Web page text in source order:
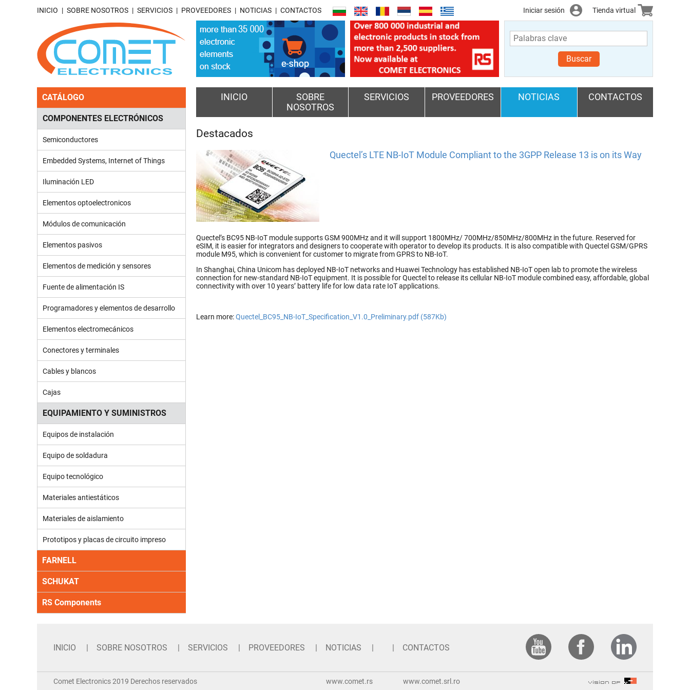
INICIO SOBRE NOSOTROS SERVICIOS PROVEEDORES NOTICIAS CONTACTOS Iniciar sesión Tienda virtual
Buscar
CATÁLOGO
COMPONENTES ELECTRÓNICOS
Semiconductores
Embedded Systems, Internet of Things
Iluminación LED
Elementos optoelectronicos
Módulos de comunicación
Elementos pasivos
Elementos de medición y sensores
Fuente de alimentación IS
Programadores y elementos de desarrollo
Elementos electromecánicos
Conectores y terminales
Cables y blancos
Cajas
EQUIPAMIENTO Y SUMINISTROS
Equipos de instalación
Equipo de soldadura
Equipo tecnológico
Materiales antiestáticos
Materiales de aislamiento
Prototipos y placas de circuito impreso
FARNELL
SCHUKAT
RS Components
INICIO
SOBRE
NOSOTROS
SERVICIOS PROVEEDORES NOTICIAS CONTACTOS
Destacados
Quectel’s LTE NB-IoT Module Compliant to the 3GPP Release 13 is on its Way
Quectel’s BC95 NB-IoT module supports GSM 900MHz and it will support 1800MHz/ 700MHz/850MHz/800MHz in the future. Reserved for
eSIM, it is easier for integrators and designers to cooperate with operator to develop its products. It is also compatible with Quectel GSM/GPRS
module M95, which is convenient for customer to migrate from GPRS to NB-IoT.
In Shanghai, China Unicom has deployed NB-IoT networks and Huawei Technology has established NB-IoT open lab to promote the wireless
connection for new-standard NB-IoT equipment. It is possible for Quectel to release its cellular NB-IoT module combined easy, affordable, global
connectivity with over 10 years’ battery life for low data rate IoT applications.
Learn more:Quectel_BC95_NB-IoT_Specification_V1.0_Preliminary.pdf (587Kb)
INICIO SOBRE NOSOTROS SERVICIOS PROVEEDORES NOTICIAS CONTACTOS
Comet Electronics 2019 Derechos reservados www.comet.rs www.comet.srl.ro